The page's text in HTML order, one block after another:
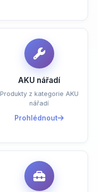
AKU nářadí
Produkty z kategorie AKU
nářadí
Prohlédnout